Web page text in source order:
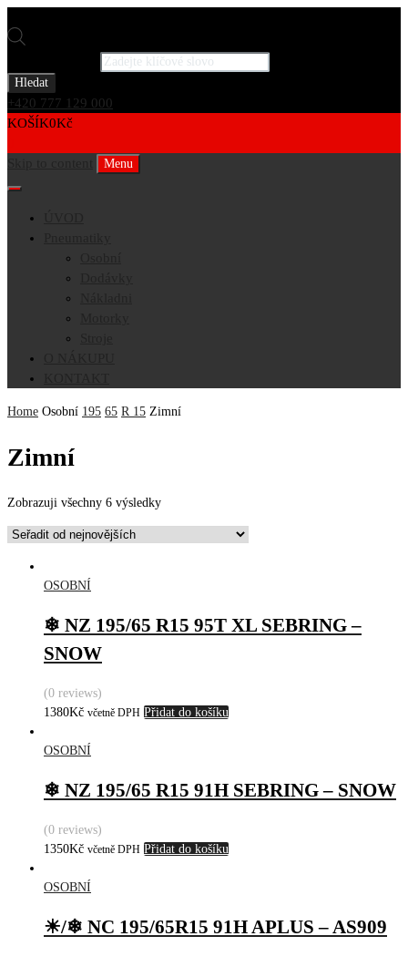
Hledat
+420 777 129 000
KOŠÍK0Kč
Menu
Home Osobní 195 65 R 15 Zimní
Zimní
Zobrazuji všechny 6 výsledky
OSOBNÍ
❄ NZ 195/65 R15 95T XL SEBRING –
SNOW
(0 reviews)
1380Kč včetně DPH Přidat do košíku
OSOBNÍ
❄ NZ 195/65 R15 91H SEBRING – SNOW
(0 reviews)
1350Kč včetně DPH Přidat do košíku
OSOBNÍ
☀/❄ NC 195/65R15 91H APLUS – AS909